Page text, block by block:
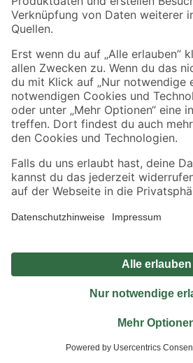
Sicher einkaufen
Jetzt die toom-App herunterladen
Alle Preisangaben in EUR inkl. gesetzl. MwSt.. Die
Umständen nicht in allen Märkten verfügbar. Die
Produkte nur solange der Vorrat reicht.
*Paketversand ab 59 € versandkostenfrei, gilt nicht für
Privatsphäre Impressum
Nutzungsbedingungen
Widerrufsrecht
© 2026 toom Baumarkt GmbH